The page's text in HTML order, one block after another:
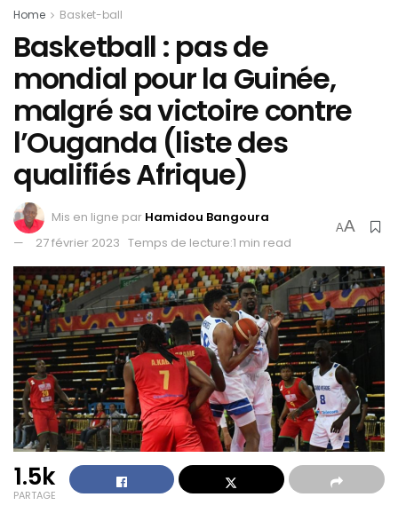
Home Basket-ball
Basketball : pas de
mondial pour la Guinée,
malgré sa victoire contre
l’Ouganda (liste des
qualifiés Afrique)
Mis en ligne par Hamidou Bangoura
27 février 2023 Temps de lecture:1 min read
AA
1.5k
PARTAGE